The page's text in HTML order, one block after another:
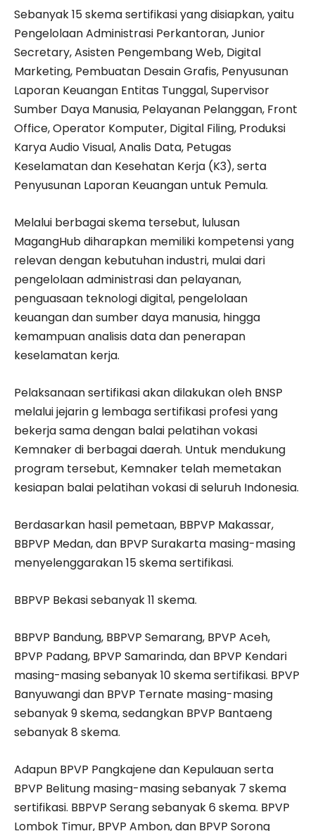
Sebanyak 15 skema sertifikasi yang disiapkan, yaitu
Pengelolaan Administrasi Perkantoran, Junior
Secretary, Asisten Pengembang Web, Digital
Marketing, Pembuatan Desain Grafis, Penyusunan
Laporan Keuangan Entitas Tunggal, Supervisor
Sumber Daya Manusia, Pelayanan Pelanggan, Front
Office, Operator Komputer, Digital Filing, Produksi
Karya Audio Visual, Analis Data, Petugas
Keselamatan dan Kesehatan Kerja (K3), serta
Penyusunan Laporan Keuangan untuk Pemula.
Melalui berbagai skema tersebut, lulusan
MagangHub diharapkan memiliki kompetensi yang
relevan dengan kebutuhan industri, mulai dari
pengelolaan administrasi dan pelayanan,
penguasaan teknologi digital, pengelolaan
keuangan dan sumber daya manusia, hingga
kemampuan analisis data dan penerapan
keselamatan kerja.
Pelaksanaan sertifikasi akan dilakukan oleh BNSP
melalui jejarin g lembaga sertifikasi profesi yang
bekerja sama dengan balai pelatihan vokasi
Kemnaker di berbagai daerah. Untuk mendukung
program tersebut, Kemnaker telah memetakan
kesiapan balai pelatihan vokasi di seluruh Indonesia.
Berdasarkan hasil pemetaan, BBPVP Makassar,
BBPVP Medan, dan BPVP Surakarta masing-masing
menyelenggarakan 15 skema sertifikasi.
BBPVP Bekasi sebanyak 11 skema.
BBPVP Bandung, BBPVP Semarang, BPVP Aceh,
BPVP Padang, BPVP Samarinda, dan BPVP Kendari
masing-masing sebanyak 10 skema sertifikasi. BPVP
Banyuwangi dan BPVP Ternate masing-masing
sebanyak 9 skema, sedangkan BPVP Bantaeng
sebanyak 8 skema.
Adapun BPVP Pangkajene dan Kepulauan serta
BPVP Belitung masing-masing sebanyak 7 skema
sertifikasi. BBPVP Serang sebanyak 6 skema. BPVP
Lombok Timur, BPVP Ambon, dan BPVP Sorong